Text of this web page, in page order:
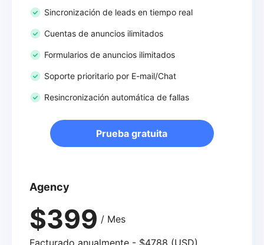
Sincronización de leads en tiempo real
Cuentas de anuncios ilimitados
Formularios de anuncios ilimitados
Soporte prioritario por E-mail/Chat
Resincronización automática de fallas
Prueba gratuita
Agency
$399 / Mes
Facturado anualmente - $4788 (USD)